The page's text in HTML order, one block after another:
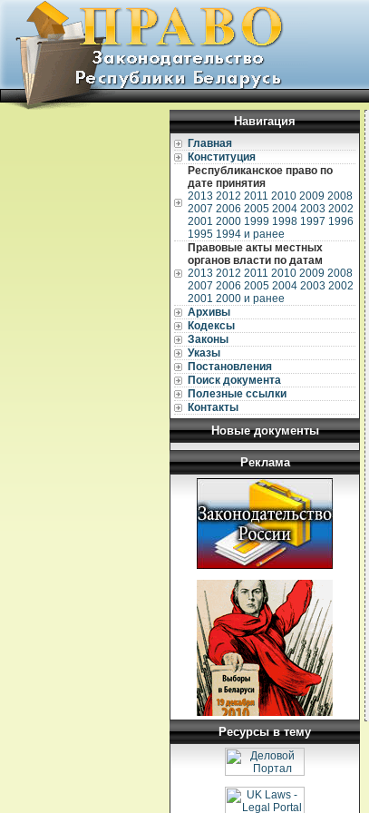
Навигация
Главная
Конституция
Республиканское право по
дате принятия
2013 2012 2011 2010 2009 2008
2007 2006 2005 2004 2003 2002
2001 2000 1999 1998 1997 1996
1995 1994 и ранее
Правовые акты местных
органов власти по датам
2013 2012 2011 2010 2009 2008
2007 2006 2005 2004 2003 2002
2001 2000 и ранее
Архивы
Кодексы
Законы
Указы
Постановления
Поиск документа
Полезные ссылки
Контакты
Новые документы
Реклама
Ресурсы в тему